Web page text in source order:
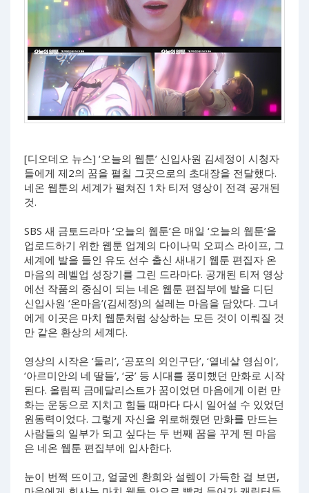
[디오데오 뉴스] ‘오늘의 웹툰’ 신입사원 김세정이 시청자
들에게 제2의 꿈을 펼칠 그곳으로의 초대장을 전달했다.
네온 웹툰의 세계가 펼쳐진 1차 티저 영상이 전격 공개된
것.
SBS 새 금토드라마 ‘오늘의 웹툰’은 매일 ‘오늘의 웹툰’을
업로드하기 위한 웹툰 업계의 다이나믹 오피스 라이프, 그
세계에 발을 들인 유도 선수 출신 새내기 웹툰 편집자 온
마음의 레벨업 성장기를 그린 드라마다. 공개된 티저 영상
에선 작품의 중심이 되는 네온 웹툰 편집부에 발을 디딘
신입사원 ‘온마음’(김세정)의 설레는 마음을 담았다. 그녀
에게 이곳은 마치 웹툰처럼 상상하는 모든 것이 이뤄질 것
만 같은 환상의 세계다.
영상의 시작은 ‘둘리’, ‘공포의 외인구단’, ‘열네살 영심이’,
‘아르미안의 네 딸들’, ‘궁’ 등 시대를 풍미했던 만화로 시작
된다. 올림픽 금메달리스트가 꿈이었던 마음에게 이런 만
화는 운동으로 지치고 힘들 때마다 다시 일어설 수 있었던
원동력이었다. 그렇게 자신을 위로해줬던 만화를 만드는
사람들의 일부가 되고 싶다는 두 번째 꿈을 꾸게 된 마음
은 네온 웹툰 편집부에 입사한다.
눈이 번쩍 뜨이고, 얼굴엔 환희와 설렘이 가득한 걸 보면,